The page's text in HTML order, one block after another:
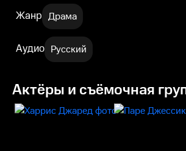
Жанр Драма
Аудио Русский
Актёры и съёмочная